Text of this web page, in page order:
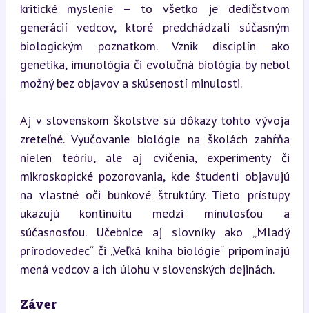
kritické myslenie – to všetko je dedičstvom
generácií vedcov, ktoré predchádzali súčasným
biologickým poznatkom. Vznik disciplín ako
genetika, imunológia či evolučná biológia by nebol
možný bez objavov a skúseností minulosti.
Aj v slovenskom školstve sú dôkazy tohto vývoja
zreteľné. Vyučovanie biológie na školách zahŕňa
nielen teóriu, ale aj cvičenia, experimenty či
mikroskopické pozorovania, kde študenti objavujú
na vlastné oči bunkové štruktúry. Tieto prístupy
ukazujú kontinuitu medzi minulosťou a
súčasnosťou. Učebnice aj slovníky ako „Mladý
prírodovedec“ či „Veľká kniha biológie“ pripomínajú
mená vedcov a ich úlohu v slovenských dejinách.
Záver